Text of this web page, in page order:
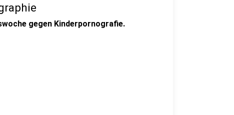
gegen Kinderpornografie.